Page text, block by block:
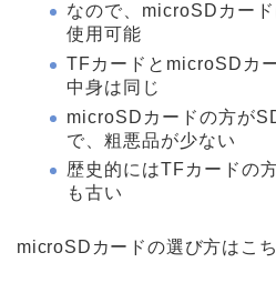
なので、microSDカー
使用可能
TFカードとmicroSDカ
中身は同じ
microSDカードの方が
で、粗悪品が少ない
歴史的にはTFカードの
も古い
microSDカードの選び方はこ